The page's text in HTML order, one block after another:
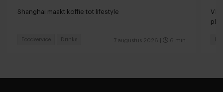
Shanghai maakt koffie tot lifestyle
7 augustus 2026 6 min
Foodservice Drinks